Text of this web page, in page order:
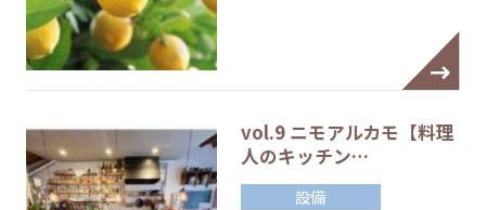
vol.9 ニモアルカモ【料理
人のキッチン…
設備